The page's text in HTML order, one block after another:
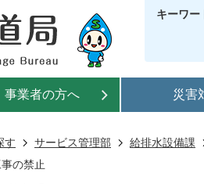
キーワー
事業者の方へ 災害
す サービス管理部 給排水設備課
の禁止